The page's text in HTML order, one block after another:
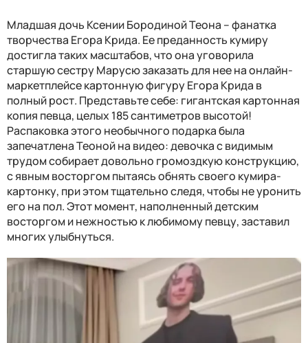
Младшая дочь Ксении Бородиной Теона – фанатка
творчества Егора Крида. Ее преданность кумиру
достигла таких масштабов, что она уговорила
старшую сестру Марусю заказать для нее на онлайн-
маркетплейсе картонную фигуру Егора Крида в
полный рост. Представьте себе: гигантская картонная
копия певца, целых 185 сантиметров высотой!
Распаковка этого необычного подарка была
запечатлена Теоной на видео: девочка с видимым
трудом собирает довольно громоздкую конструкцию,
с явным восторгом пытаясь обнять своего кумира-
картонку, при этом тщательно следя, чтобы не уронить
его на пол. Этот момент, наполненный детским
восторгом и нежностью к любимому певцу, заставил
многих улыбнуться.